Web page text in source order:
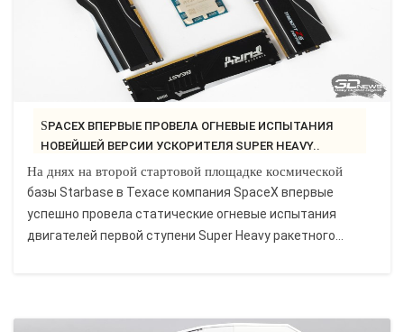
SPACEX ВПЕРВЫЕ ПРОВЕЛА ОГНЕВЫЕ ИСПЫТАНИЯ
НОВЕЙШЕЙ ВЕРСИИ УСКОРИТЕЛЯ SUPER HEAVY..
На днях на второй стартовой площадке космической
базы Starbase в Техасе компания SpaceX впервые
успешно провела статические огневые испытания
двигателей первой ступени Super Heavy ракетного...